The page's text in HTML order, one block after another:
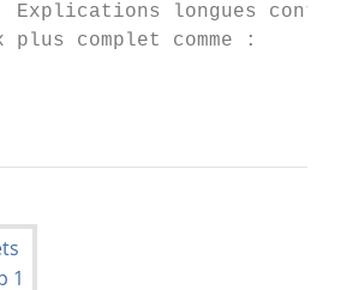
Explications longues
plus complet comme :